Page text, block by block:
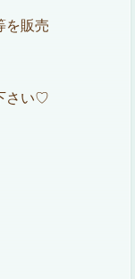
を販売
さい♡